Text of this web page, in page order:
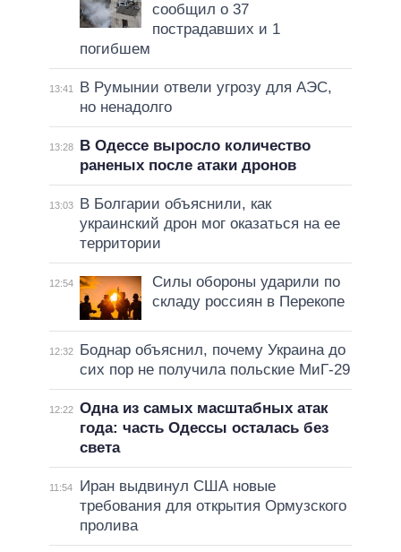
сообщил о 37
пострадавших и 1
погибшем
13:41
В Румынии отвели угрозу для АЭС,
но ненадолго
13:28
В Одессе выросло количество
раненых после атаки дронов
13:03
В Болгарии объяснили, как
украинский дрон мог оказаться на ее
территории
12:54
Силы обороны ударили по
складу россиян в Перекопе
12:32
Боднар объяснил, почему Украина до
сих пор не получила польские МиГ-29
12:22 Одна из самых масштабных атак
года: часть Одессы осталась без
света
11:54
Иран выдвинул США новые
требования для открытия Ормузского
пролива